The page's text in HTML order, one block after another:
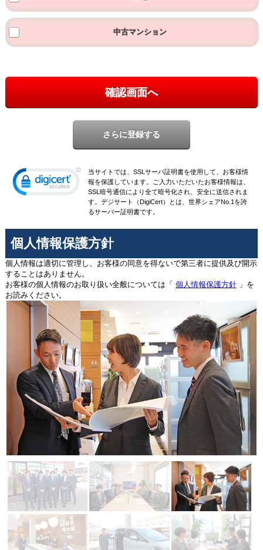
中古マンション
確認画面へ
当サイトでは、SSLサーバ証明書を使用して、お客様情
報を保護しています。ご入力いただいたお客様情報は、
SSL暗号通信により全て暗号化され、安全に送信されま
す。デジサート（DigiCert）とは、世界シェアNo.1を誇
るサーバー証明書です。
個人情報保護方針
個人情報は適切に管理し、お客様の同意を得ないで第三者に提供及び開示
することはありません。
お客様の個人情報のお取り扱い全般については「 個人情報保護方針」を
お読みください。